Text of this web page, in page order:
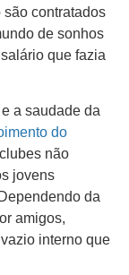
contratados
de sonhos
que fazia
a saudade da
do
não
jovens
da
amigos,
interno que